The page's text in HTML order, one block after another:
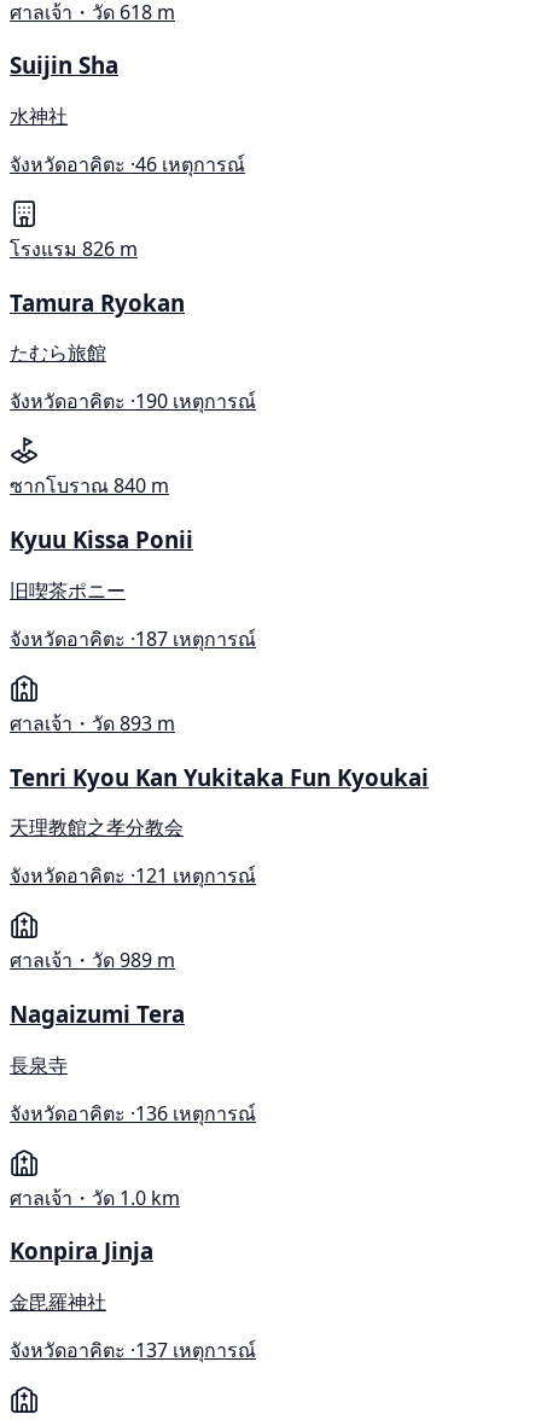
ศาลเจ้า・วัด 618 m
Suijin Sha
水神社
จังหวัดอาคิตะ ·46 เหตุการณ์
โรงแรม 826 m
Tamura Ryokan
たむら旅館
จังหวัดอาคิตะ ·190 เหตุการณ์
ซากโบราณ840 m
Kyuu Kissa Ponii
旧喫茶ポニー
จังหวัดอาคิตะ ·187 เหตุการณ์
ศาลเจ้า・วัด893 m
Tenri Kyou Kan Yukitaka Fun Kyoukai
天理教館之孝分教会
จังหวัดอาคิตะ ·121 เหตุการณ์
ศาลเจ้า・วัด989 m
Nagaizumi Tera
長泉寺
จังหวัดอาคิตะ ·136 เหตุการณ์
ศาลเจ้า・วัด 1.0 km
Konpira Jinja
金毘羅神社
จังหวัดอาคิตะ ·137 เหตุการณ์